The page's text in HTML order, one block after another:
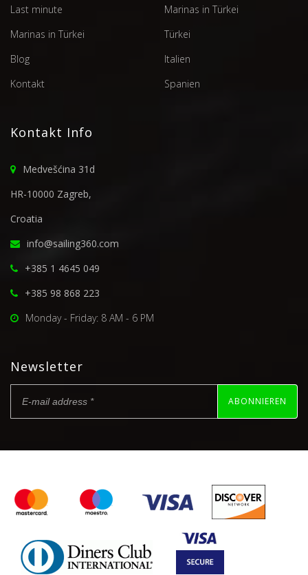
Last minute
Marinas in Türkei
Blog
Kontakt
Marinas in Türkei
Türkei
Italien
Spanien
Kontakt Info
Medvešćina 31d
HR-10000 Zagreb,
Croatia
info@sailing360.com
+385 1 4645 049
+385 98 868 223
Monday - Friday: 8 AM - 6 PM
Newsletter
ABONNIEREN